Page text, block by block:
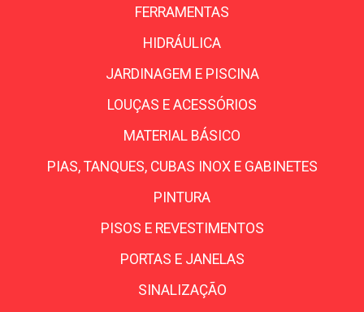
FERRAMENTAS
HIDRÁULICA
JARDINAGEM E PISCINA
LOUÇAS E ACESSÓRIOS
MATERIAL BÁSICO
PIAS, TANQUES, CUBAS INOX E GABINETES
PINTURA
PISOS E REVESTIMENTOS
PORTAS E JANELAS
SINALIZAÇÃO